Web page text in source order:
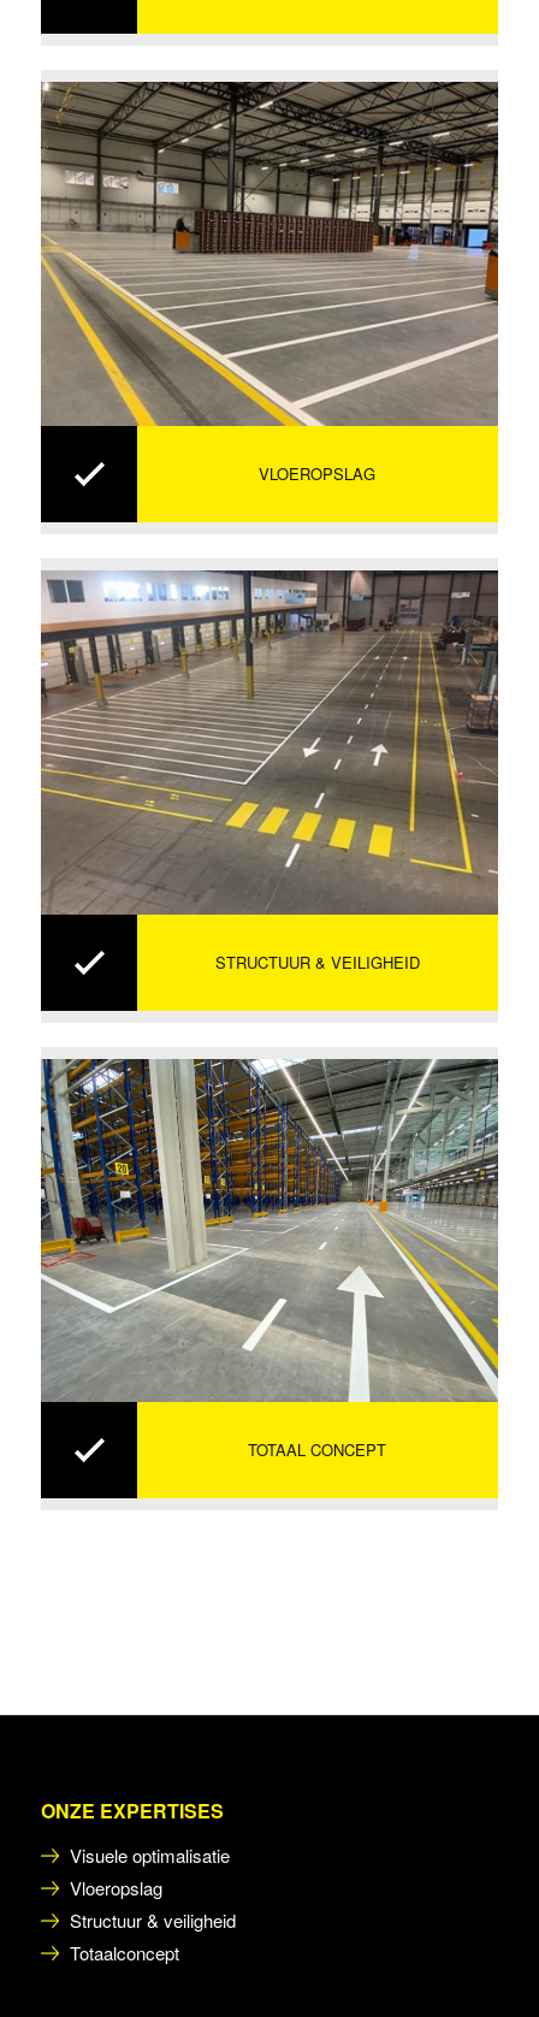
VLOEROPSLAG
STRUCTUUR & VEILIGHEID
TOTAAL CONCEPT
ONZE EXPERTISES
Visuele optimalisatie
Vloeropslag
Structuur & veiligheid
Totaalconcept